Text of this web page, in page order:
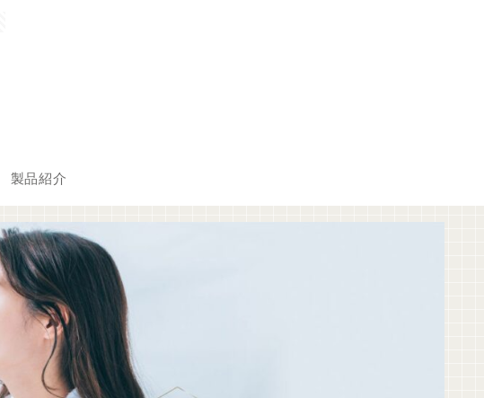
製品紹介